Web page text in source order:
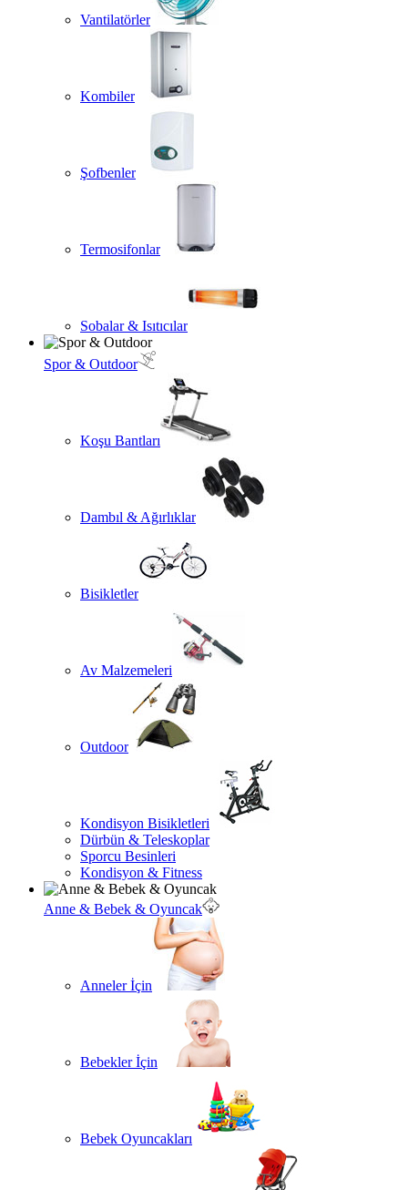
Vantilatörler
Kombiler
Şofbenler
Termosifonlar
Sobalar & Isıtıcılar
Spor & Outdoor
Koşu Bantları
Dambıl & Ağırlıklar
Bisikletler
Av Malzemeleri
Outdoor
Kondisyon Bisikletleri
Dürbün & Teleskoplar
Sporcu Besinleri
Kondisyon & Fitness
Anne & Bebek & Oyuncak
Anneler İçin
Bebekler İçin
Bebek Oyuncakları